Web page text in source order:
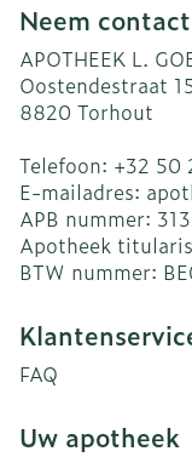
Neem
APOTHEEK L.
Oostendestraat
8820 Torhout
Telefoon: +32 50
E-mailadres:
APB nummer:
Apotheek
BTW nummer:
FAQ
Uw apotheek